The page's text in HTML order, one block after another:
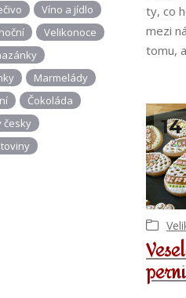
Víno a jídlo
Velikonoce
Marmelády
Čokoláda
česky
ty, co
mezi
tomu,
14